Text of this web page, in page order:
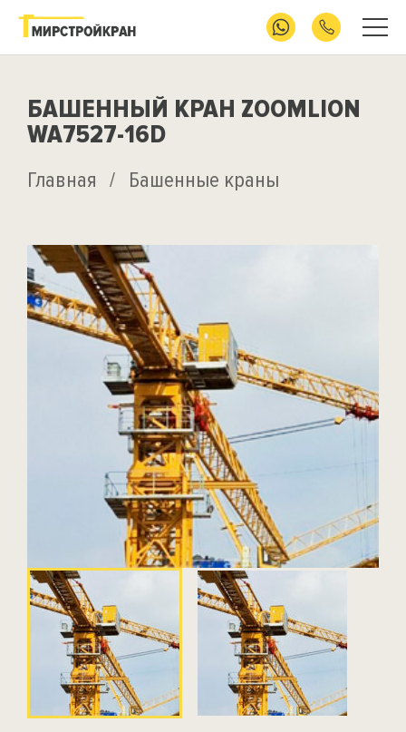
БАШЕННЫЙ КРАН ZOOMLION
WA7527-16D
Главная / Башенные краны